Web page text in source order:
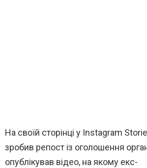
На своїй сторінці у Instagram
зробив репост із оголошення
опублікував відео, на якому екс-